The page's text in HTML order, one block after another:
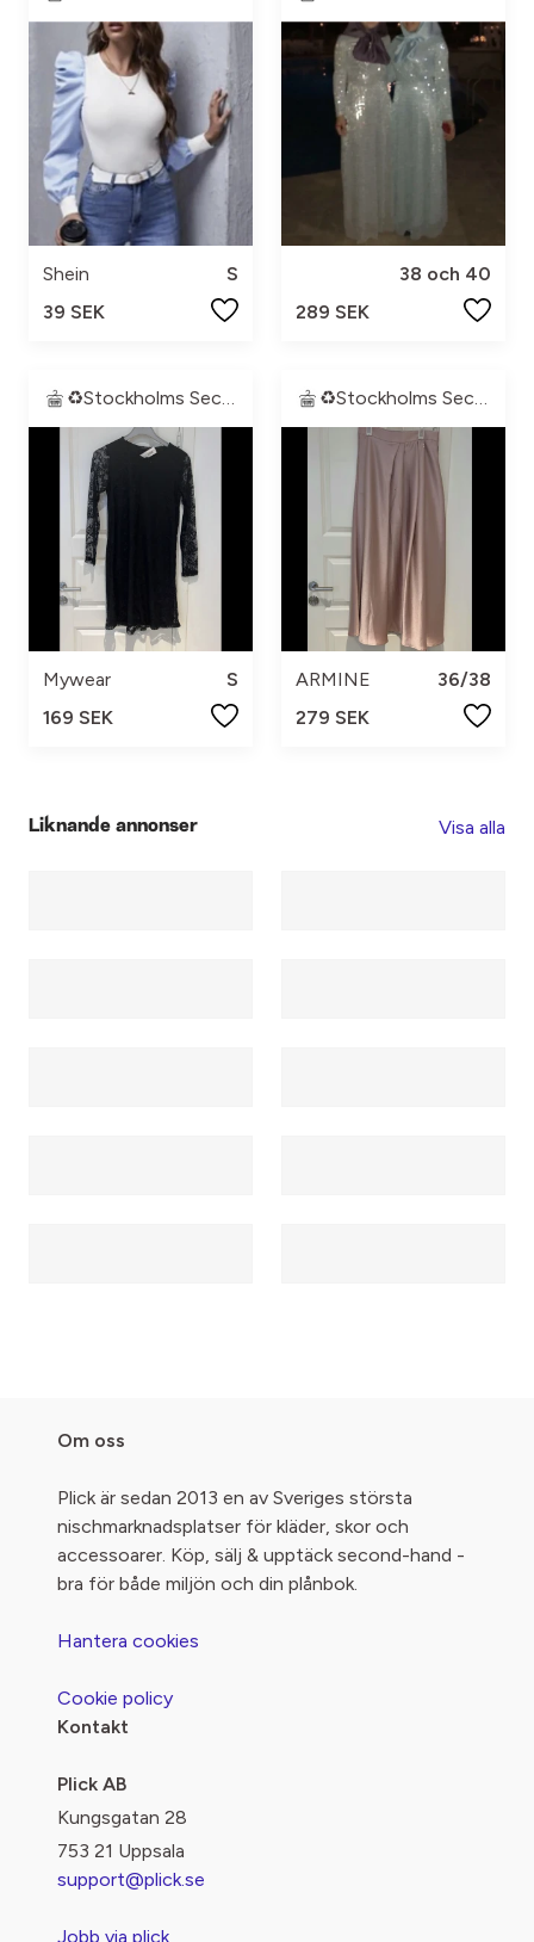
Shein
S
39 SEK
38 och 40
289 SEK
Mywear
S
169 SEK
ARMINE
36/38
279 SEK
Liknande annonser Visa alla
Om oss
Plick är sedan 2013 en av Sveriges största
nischmarknadsplatser för kläder, skor och
accessoarer. Köp, sälj & upptäck second-hand -
bra för både miljön och din plånbok.
Hantera cookies
Cookie policy
Kontakt
Plick AB
Kungsgatan 28
753 21 Uppsala
support@plick.se
Jobb via plick